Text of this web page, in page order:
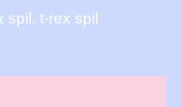
spil, t-rex spil